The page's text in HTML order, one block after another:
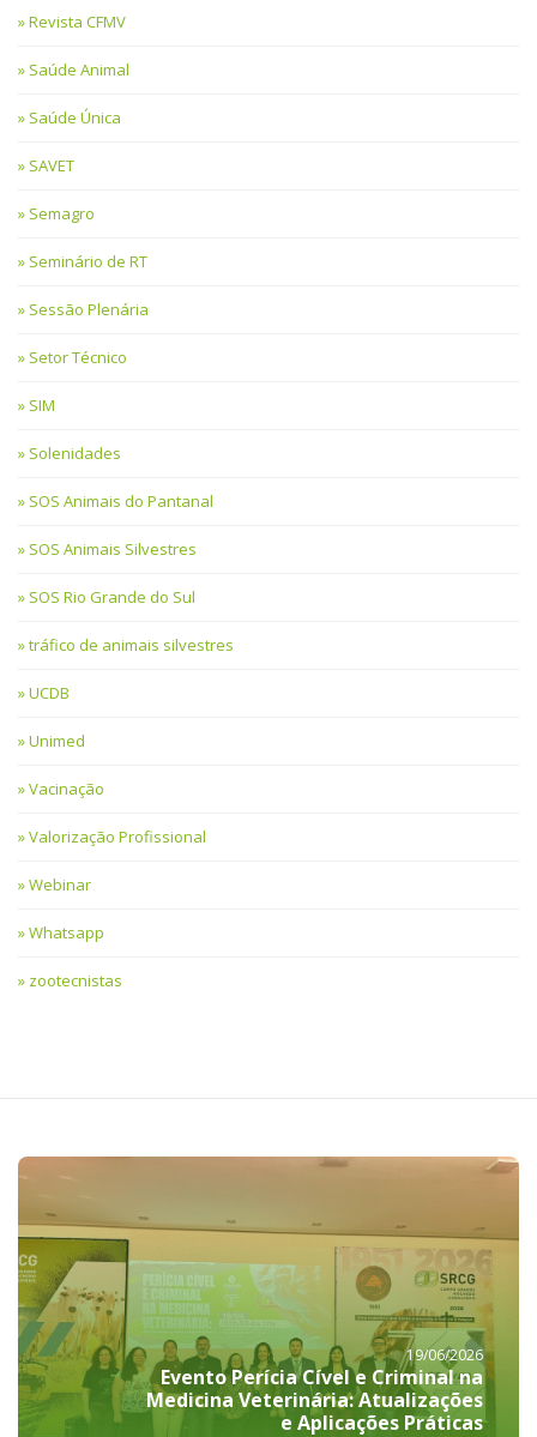
Revista CFMV
Saúde Animal
Saúde Única
SAVET
Semagro
Seminário de RT
Sessão Plenária
Setor Técnico
SIM
Solenidades
SOS Animais do Pantanal
SOS Animais Silvestres
SOS Rio Grande do Sul
tráfico de animais silvestres
UCDB
Unimed
Vacinação
Valorização Profissional
Webinar
Whatsapp
zootecnistas
19/06/2026
Evento Perícia Cível e Criminal na
Medicina Veterinária: Atualizações
e Aplicações Práticas